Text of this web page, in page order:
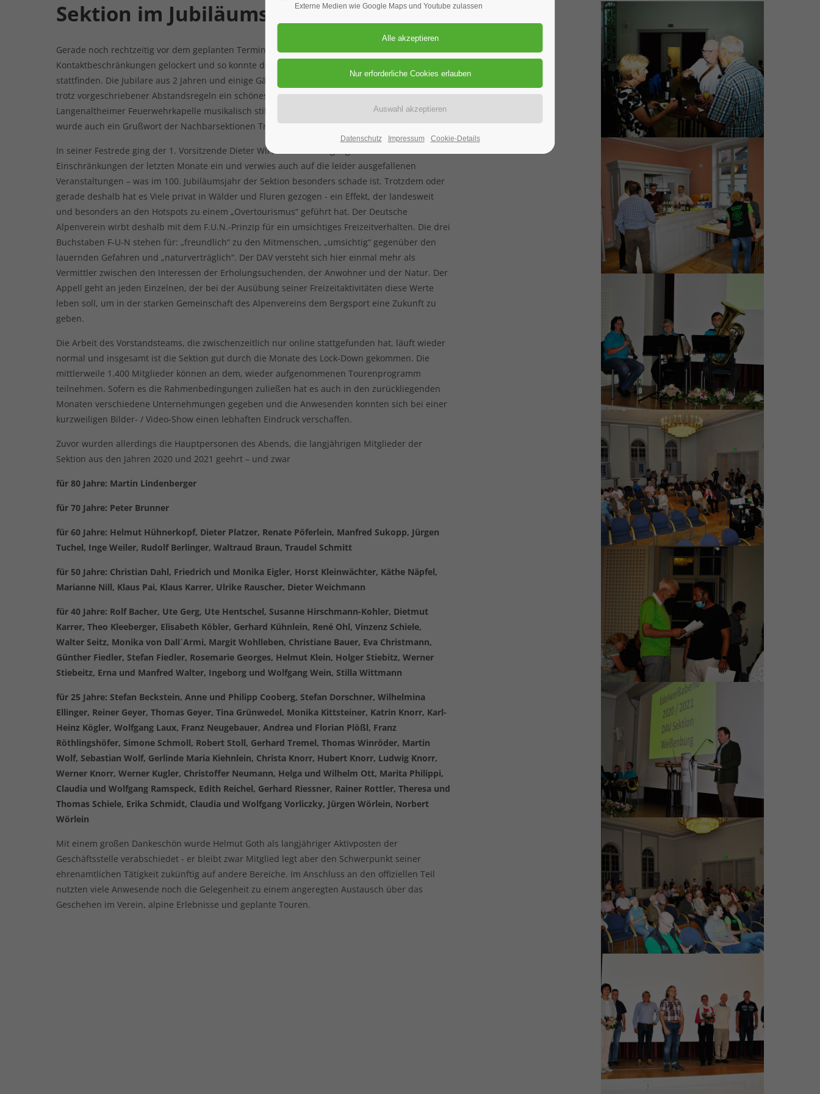
Sektion im Jubiläumsjahr mit vielen Ehrungen
Gerade noch rechtzeitig vor dem geplanten Termin wurden die Corona-bedingten
Kontaktbeschränkungen gelockert und so konnte der Edelweißabend im Wildbadsaal am 11.09.
stattfinden. Die Jubilare aus 2 Jahren und einige Gäste fanden in dem Saal genügend Platz und
trotz vorgeschriebener Abstandsregeln ein schönes Ambiente vor, welches durch das Trio der
Langenaltheimer Feuerwehrkapelle musikalisch stilvoll umrahmt wurde. Positiv aufgenommen
wurde auch ein Grußwort der Nachbarsektionen Treuchtlingen und Gunzenhausen.
In seiner Festrede ging der 1. Vorsitzende Dieter Wirth auf den Umgang der Menschen mit den
Einschränkungen der letzten Monate ein und verwies auch auf die leider ausgefallenen
Veranstaltungen – was im 100. Jubiläumsjahr der Sektion besonders schade ist. Trotzdem oder
gerade deshalb hat es Viele privat in Wälder und Fluren gezogen - ein Effekt, der landesweit
und besonders an den Hotspots zu einem „Overtourismus“ geführt hat. Der Deutsche
Alpenverein wirbt deshalb mit dem F.U.N.-Prinzip für ein umsichtiges Freizeitverhalten. Die drei
Buchstaben F-U-N stehen für: „freundlich“ zu den Mitmenschen, „umsichtig“ gegenüber den
lauernden Gefahren und „naturverträglich“. Der DAV versteht sich hier einmal mehr als
Vermittler zwischen den Interessen der Erholungsuchenden, der Anwohner und der Natur. Der
Appell geht an jeden Einzelnen, der bei der Ausübung seiner Freizeitaktivitäten diese Werte
leben soll, um in der starken Gemeinschaft des Alpenvereins dem Bergsport eine Zukunft zu
geben.
Die Arbeit des Vorstandsteams, die zwischenzeitlich nur online stattgefunden hat, läuft wieder
normal und insgesamt ist die Sektion gut durch die Monate des Lock-Down gekommen. Die
mittlerweile 1.400 Mitglieder können an dem, wieder aufgenommenen Tourenprogramm
teilnehmen. Sofern es die Rahmenbedingungen zuließen hat es auch in den zurückliegenden
Monaten verschiedene Unternehmungen gegeben und die Anwesenden konnten sich bei einer
kurzweiligen Bilder- / Video-Show einen lebhaften Eindruck verschaffen.
Zuvor wurden allerdings die Hauptpersonen des Abends, die langjährigen Mitglieder der
Sektion aus den Jahren 2020 und 2021 geehrt – und zwar
für 80 Jahre: Martin Lindenberger
für 70 Jahre: Peter Brunner
für 60 Jahre: Helmut Hühnerkopf, Dieter Platzer, Renate Pöferlein, Manfred Sukopp, Jürgen
Tuchel, Inge Weiler, Rudolf Berlinger, Waltraud Braun, Traudel Schmitt
für 50 Jahre: Christian Dahl, Friedrich und Monika Eigler, Horst Kleinwächter, Käthe Näpfel,
Marianne Nill, Klaus Pai, Klaus Karrer, Ulrike Rauscher, Dieter Weichmann
für 40 Jahre: Rolf Bacher, Ute Gerg, Ute Hentschel, Susanne Hirschmann-Kohler, Dietmut
Karrer, Theo Kleeberger, Elisabeth Köbler, Gerhard Kühnlein, René Ohl, Vinzenz Schiele,
Walter Seitz, Monika von Dall´Armi, Margit Wohlleben, Christiane Bauer, Eva Christmann,
Günther Fiedler, Stefan Fiedler, Rosemarie Georges, Helmut Klein, Holger Stiebitz, Werner
Stiebeitz, Erna und Manfred Walter, Ingeborg und Wolfgang Wein, Stilla Wittmann
für 25 Jahre: Stefan Beckstein, Anne und Philipp Cooberg, Stefan Dorschner, Wilhelmina
Ellinger, Reiner Geyer, Thomas Geyer, Tina Grünwedel, Monika Kittsteiner, Katrin Knorr, Karl-
Heinz Kögler, Wolfgang Laux, Franz Neugebauer, Andrea und Florian Plößl, Franz
Röthlingshöfer, Simone Schmoll, Robert Stoll, Gerhard Tremel, Thomas Winröder, Martin
Wolf, Sebastian Wolf, Gerlinde Maria Kiehnlein, Christa Knorr, Hubert Knorr, Ludwig Knorr,
Werner Knorr, Werner Kugler, Christoffer Neumann, Helga und Wilhelm Ott, Marita Philippi,
Claudia und Wolfgang Ramspeck, Edith Reichel, Gerhard Riessner, Rainer Rottler, Theresa und
Thomas Schiele, Erika Schmidt, Claudia und Wolfgang Vorliczky, Jürgen Wörlein, Norbert
Wörlein
Mit einem großen Dankeschön wurde Helmut Goth als langjähriger Aktivposten der
Geschäftsstelle verabschiedet - er bleibt zwar Mitglied legt aber den Schwerpunkt seiner
ehrenamtlichen Tätigkeit zukünftig auf andere Bereiche. Im Anschluss an den offiziellen Teil
nutzten viele Anwesende noch die Gelegenheit zu einem angeregten Austausch über das
Geschehen im Verein, alpine Erlebnisse und geplante Touren.
Externe Medien wie Google Maps und Youtube zulassen
Datenschutz Impressum Cookie-Details